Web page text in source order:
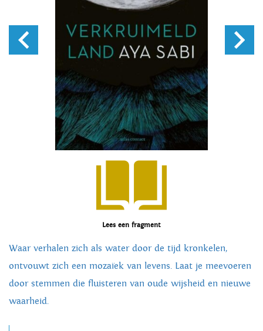
Lees een fragment
Waar verhalen zich als water door de tijd kronkelen,
ontvouwt zich een mozaïek van levens. Laat je meevoeren
door stemmen die fluisteren van oude wijsheid en nieuwe
waarheid.